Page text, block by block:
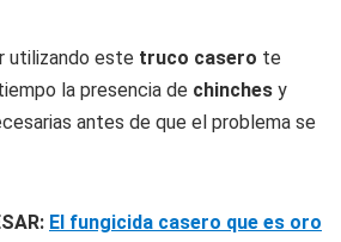
utilizando este truco casero te
la presencia de chinches y
antes de que el problema se
El fungicida casero que es oro